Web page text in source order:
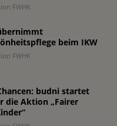
FWHK
beim IKW
FWHK
budni startet
die Aktion „Fairer